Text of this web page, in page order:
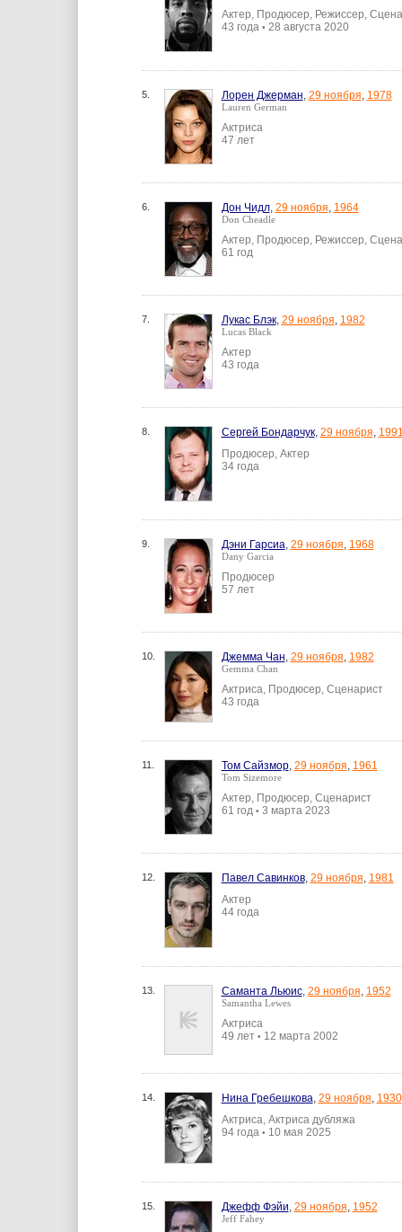
Актер, Продюсер, Режиссер,
43 года • 28 августа 2020
5. Лорен Джерман, 29 ноября, 1978
Lauren German
Актриса
47 лет
6. Дон Чидл, 29 ноября, 1964
Don Cheadle
Актер, Продюсер, Режиссер,
61 год
7. Лукас Блэк, 29 ноября, 1982
Lucas Black
Актер
43 года
8. Сергей Бондарчук, 29 ноября,
Продюсер, Актер
34 года
9. Дэни Гарсиа, 29 ноября, 1968
Dany Garcia
Продюсер
57 лет
10. Джемма Чан, 29 ноября, 1982
Gemma Chan
Актриса, Продюсер, Сценарист
43 года
11. Том Сайзмор, 29 ноября, 1961
Tom Sizemore
Актер, Продюсер, Сценарист
61 год • 3 марта 2023
12. Павел Савинков, 29 ноября, 1981
Актер
44 года
13. Саманта Льюис, 29 ноября, 1952
Samantha Lewes
Актриса
49 лет • 12 марта 2002
14. Нина Гребешкова, 29 ноября, 1930
Актриса, Актриса дубляжа
94 года • 10 мая 2025
15. Джефф Фэйи, 29 ноября, 1952
Jeff Fahey